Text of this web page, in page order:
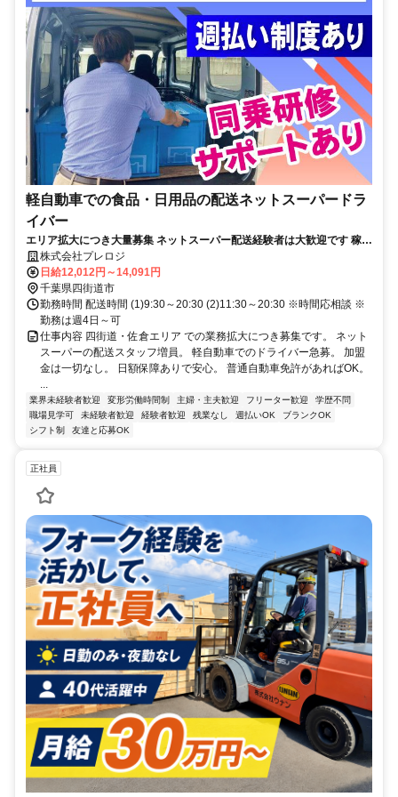
軽自動車での食品・日用品の配送ネットスーパードラ
イバー
エリア拡大につき大量募集 ネットスーパー配送経験者は大歓迎です 稼ぎ
たい方、高収入も可能です
株式会社プレロジ
日給12,012円～14,091円
千葉県四街道市
勤務時間 配送時間 (1)9:30～20:30 (2)11:30～20:30 ※時間応相談 ※
勤務は週4日～可
仕事内容 四街道・佐倉エリア での業務拡大につき募集です。 ネット
スーパーの配送スタッフ増員。 軽自動車でのドライバー急募。 加盟
金は一切なし。 日額保障ありで安心。 普通自動車免許があればOK。
...
業界未経験者歓迎 変形労働時間制 主婦・主夫歓迎 フリーター歓迎
学歴不問
職場見学可
未経験者歓迎 経験者歓迎 残業なし 週払いOK
ブランクOK
シフト制
友達と応募OK
正社員